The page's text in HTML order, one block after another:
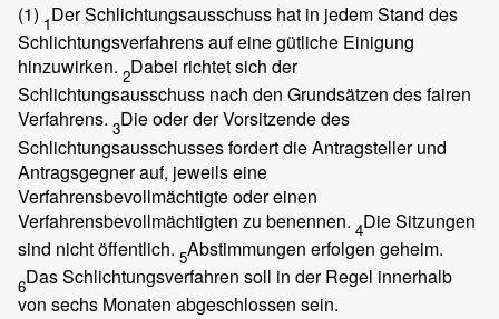
(1) 1Der Schlichtungsausschuss hat in jedem Stand des
Schlichtungsverfahrens auf eine gütliche Einigung
hinzuwirken. 2Dabei richtet sich der
Schlichtungsausschuss nach den Grundsätzen des fairen
Verfahrens. 3Die oder der Vorsitzende des
Schlichtungsausschusses fordert die Antragsteller und
Antragsgegner auf, jeweils eine
Verfahrensbevollmächtigte oder einen
Verfahrensbevollmächtigten zu benennen. 4Die Sitzungen
sind nicht öffentlich. 5Abstimmungen erfolgen geheim.
6Das Schlichtungsverfahren soll in der Regel innerhalb
von sechs Monaten abgeschlossen sein.